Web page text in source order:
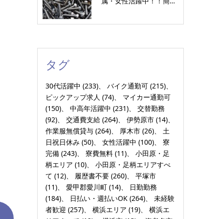
タグ
30代活躍中 (233) バイク通勤可 (215)
ピックアップ求人 (74)
マイカー通勤可
(150)
中高年活躍中 (231)
交替勤務
(92)
交通費支給 (264) 伊勢原市 (14)
作業服無償貸与 (264) 厚木市 (26)
土
日祝日休み (50) 女性活躍中 (100)
寮
完備 (243) 寮費無料 (11)
小田原・足
柄エリア (10)
小田原・足柄エリアすべ
て (12) 履歴書不要 (260)
平塚市
(11)
愛甲郡愛川町 (14)
日勤勤務
(184)
日払い・週払いOK (264)
未経験
者歓迎 (257) 横浜エリア (19)
横浜エ